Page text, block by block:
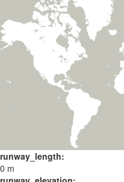
runway_length:
0 m